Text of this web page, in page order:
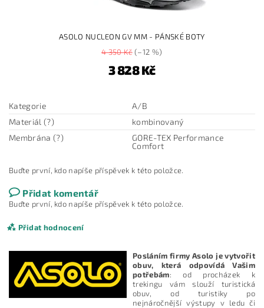
ASOLO NUCLEON GV MM - PÁNSKÉ BOTY
4 350 Kč(–12 %)
3 828 Kč
Kategorie
A/B
Materiál (?)
kombinovaný
Membrána (?)
GORE-TEX Performance
Comfort
Buďte první, kdo napíše příspěvek k této položce.
Přidat komentář
Buďte první, kdo napíše příspěvek k této položce.
Přidat hodnocení
Posláním firmy Asolo je vytvořit
obuv, která odpovídá Vašim
potřebám: od procházek k
trekingu vám slouží turistická
obuv, od turistiky po
nejnáročnější výstupy v ledu či